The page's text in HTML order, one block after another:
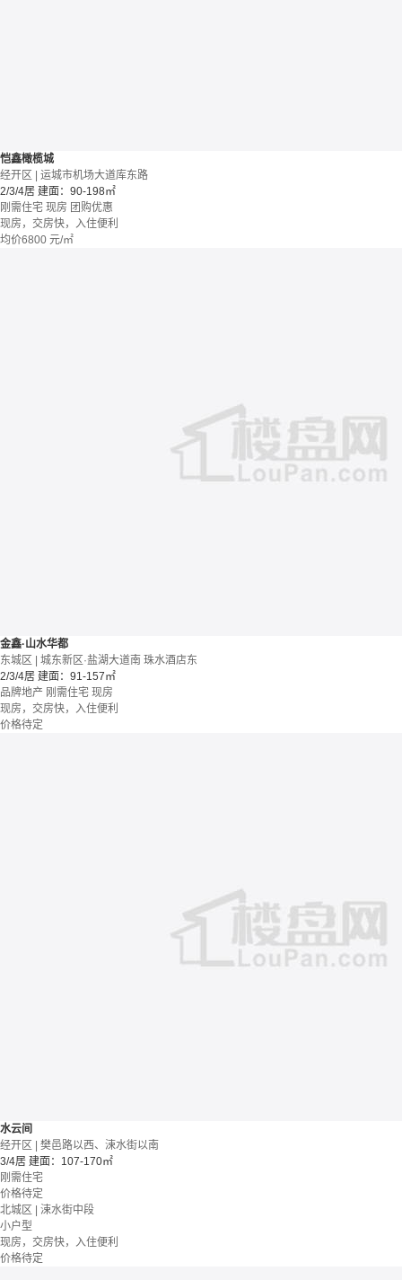
恺鑫橄榄城
经开区 | 运城市机场大道库东路
2/3/4居 建面：90-198㎡
刚需住宅 现房 团购优惠
现房，交房快，入住便利
均价6800 元/㎡
金鑫·山水华都
东城区 | 城东新区·盐湖大道南 珠水酒店东
2/3/4居 建面：91-157㎡
品牌地产 刚需住宅 现房
现房，交房快，入住便利
价格待定
水云间
经开区 | 樊邑路以西、涑水街以南
3/4居 建面：107-170㎡
刚需住宅
价格待定
北城区 | 涑水街中段
小户型
现房，交房快，入住便利
价格待定